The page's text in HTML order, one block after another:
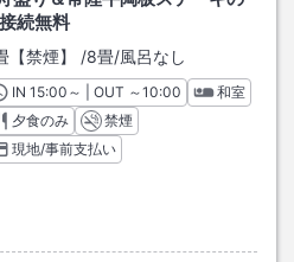
続無料
禁煙】 /8畳/風呂なし
INチェックイン
15:00 ～ | OUT チェックアウト
～10:00
和室
夕食のみ
禁煙
現地/事前支払い